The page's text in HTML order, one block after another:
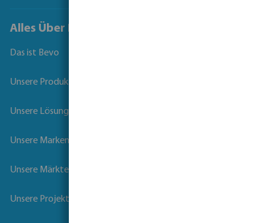
Alles Über Bevo
Das ist Bevo
Unsere Produkte
Unsere Lösungen
Unsere Marken
Unsere Märkte
Unsere Projekte